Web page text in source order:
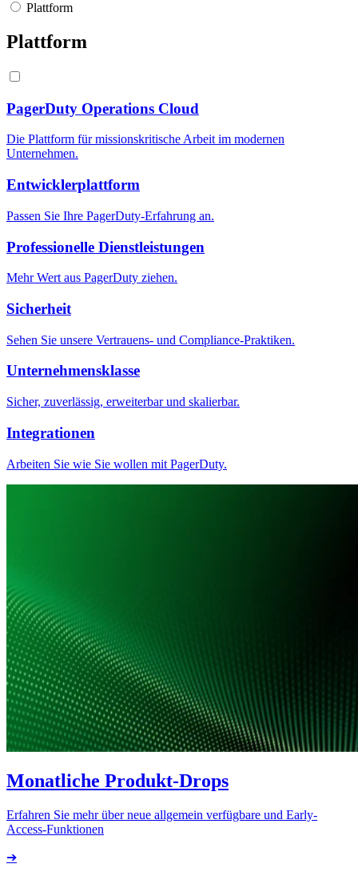
Plattform
Plattform
PagerDuty Operations Cloud
Die Plattform für missionskritische Arbeit im modernen
Unternehmen.
Entwicklerplattform
Passen Sie Ihre PagerDuty-Erfahrung an.
Professionelle Dienstleistungen
Mehr Wert aus PagerDuty ziehen.
Sicherheit
Sehen Sie unsere Vertrauens- und Compliance-Praktiken.
Unternehmensklasse
Sicher, zuverlässig, erweiterbar und skalierbar.
Integrationen
Arbeiten Sie wie Sie wollen mit PagerDuty.
Monatliche Produkt-Drops
Erfahren Sie mehr über neue allgemein verfügbare und Early-
Access-Funktionen
➔